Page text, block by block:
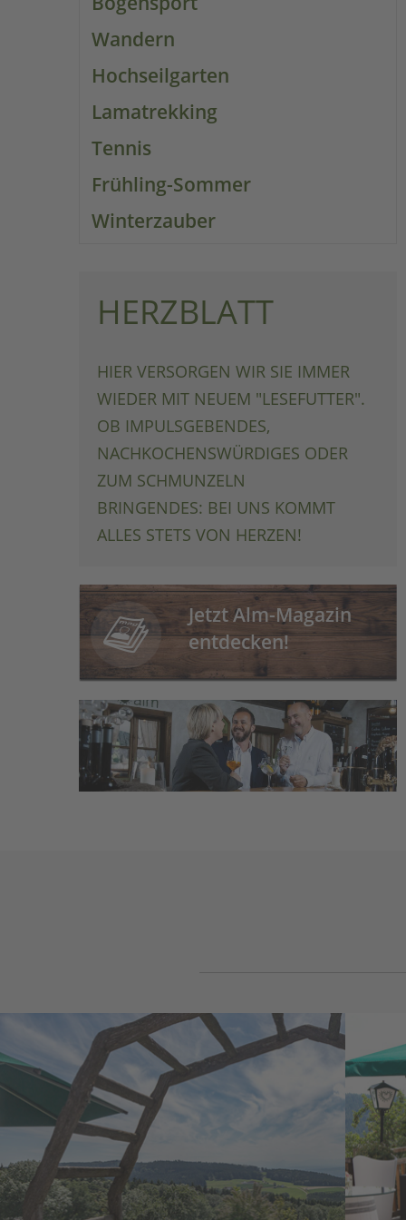
Wandern
Hochseilgarten
Lamatrekking
Tennis
Frühling-Sommer
Winterzauber
HERZBLATT
HIER VERSORGEN WIR SIE IMMER
WIEDER MIT NEUEM "LESEFUTTER".
OB IMPULSGEBENDES,
NACHKOCHENSWÜRDIGES ODER
ZUM SCHMUNZELN
BRINGENDES: BEI UNS KOMMT
ALLES STETS VON HERZEN!
Jetzt Alm-Magazin
entdecken!